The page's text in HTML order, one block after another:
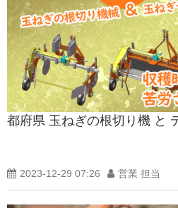
製品一覧
会社情報
採用情報
更新履歴
製品紹介ブ
都府県 玉ねぎの根切り機 と
2023-12-29 07:26 営業 担当